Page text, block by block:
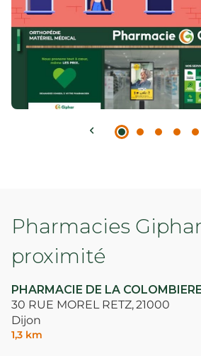
Pharmacies
proximité
PHARMACIE DE LA
30 RUE MOREL RETZ,21000
Dijon
1,3 km